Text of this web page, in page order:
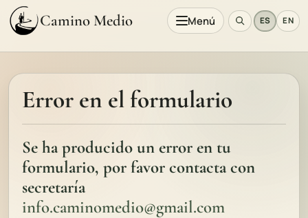
Camino Medio Menú ES EN
Error en el formulario
Se ha producido un error en tu
formulario, por favor contacta con
secretaría
info.caminomedio@gmail.com